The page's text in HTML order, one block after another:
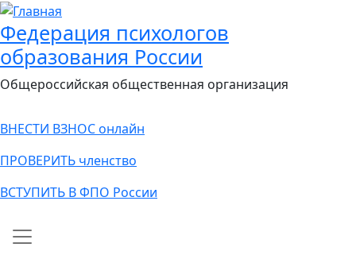
Федерация психологов
образования России
Общероссийская общественная организация
ВНЕСТИ ВЗНОС онлайн
ПРОВЕРИТЬ членство
ВСТУПИТЬ В ФПО России
Main navigation